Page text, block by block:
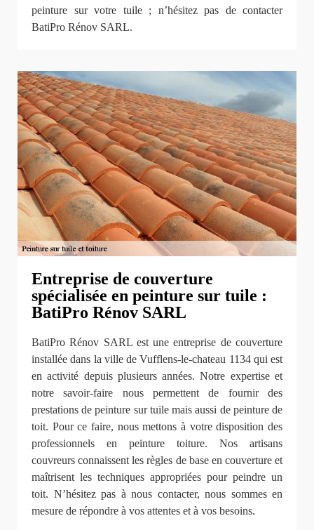
peinture sur votre tuile ; n’hésitez pas de contacter
BatiPro Rénov SARL.
Entreprise de couverture
spécialisée en peinture sur tuile :
BatiPro Rénov SARL
BatiPro Rénov SARL est une entreprise de couverture
installée dans la ville de Vufflens-le-chateau 1134 qui est
en activité depuis plusieurs années. Notre expertise et
notre savoir-faire nous permettent de fournir des
prestations de peinture sur tuile mais aussi de peinture de
toit. Pour ce faire, nous mettons à votre disposition des
professionnels en peinture toiture. Nos artisans
couvreurs connaissent les règles de base en couverture et
maîtrisent les techniques appropriées pour peindre un
toit. N’hésitez pas à nous contacter, nous sommes en
mesure de répondre à vos attentes et à vos besoins.